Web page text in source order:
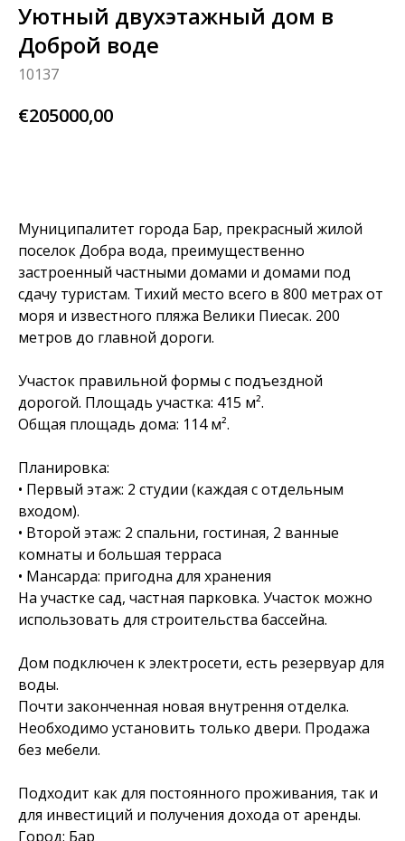
Уютный двухэтажный дом в
Доброй воде
10137
€205000,00
Муниципалитет города Бар, прекрасный жилой
поселок Добра вода, преимущественно
застроенный частными домами и домами под
сдачу туристам. Тихий место всего в 800 метрах от
моря и известного пляжа Велики Пиесак. 200
метров до главной дороги.
Участок правильной формы с подъездной
дорогой. Площадь участка: 415 м².
Общая площадь дома: 114 м².
Планировка:
• Первый этаж: 2 студии (каждая с отдельным
входом).
• Второй этаж: 2 спальни, гостиная, 2 ванные
комнаты и большая терраса
• Мансарда: пригодна для хранения
На участке сад, частная парковка. Участок можно
использовать для строительства бассейна.
Дом подключен к электросети, есть резервуар для
воды.
Почти законченная новая внутрення отделка.
Необходимо установить только двери. Продажа
без мебели.
Подходит как для постоянного проживания, так и
для инвестиций и получения дохода от аренды.
Город: Бар